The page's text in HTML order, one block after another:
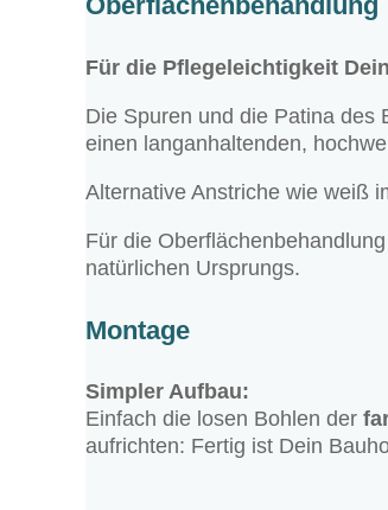
Für die Pflegeleichtigkeit
Die Spuren und die Patina des
einen langanhaltenden,
Alternative Anstriche wie weiß
Für die
natürlichen Ursprungs.
Montage
Simpler Aufbau:
Einfach die losen Bohlen der
aufrichten: Fertig ist Dein